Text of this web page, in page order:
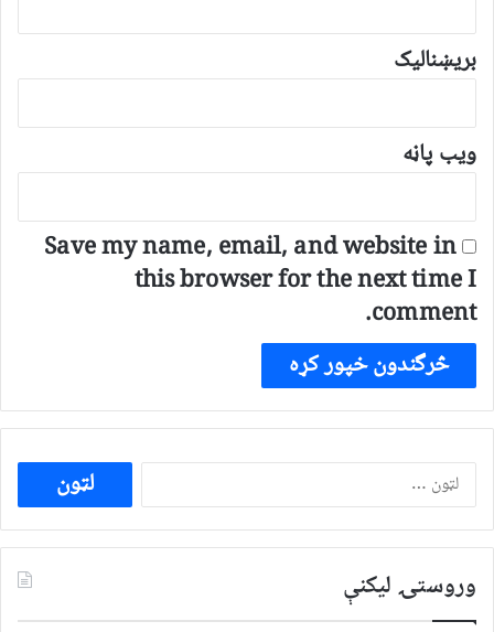
بریښنالیک
ویب پاڼه
Save my name, email, and website in
this browser for the next time I
comment.
ددی
لپاره
لټون:
وروستۍ ليکنې